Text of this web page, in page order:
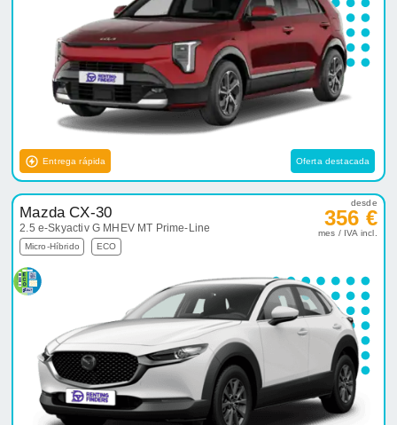
Entrega rápida Oferta destacada
Mazda CX-30
2.5 e-Skyactiv G MHEV MT Prime-Line
Micro-Híbrido ECO
desde
356 €
mes / IVA incl.